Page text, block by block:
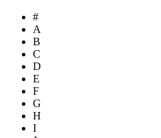
#
A
B
C
D
E
F
G
H
I